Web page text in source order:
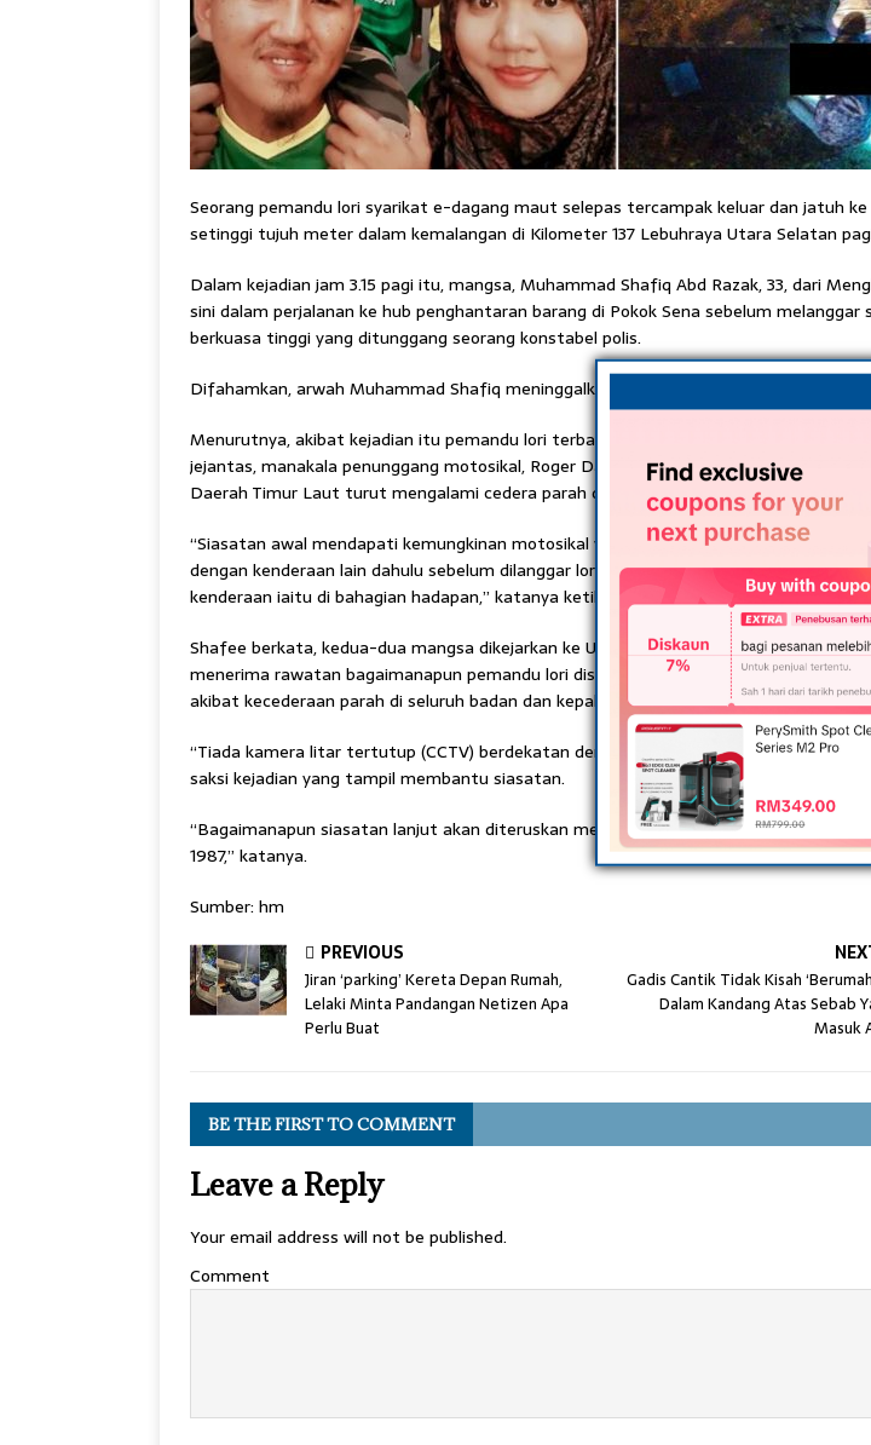
Seorang pemandu lori syarikat e-dagang maut selepas tercampak keluar dan jatuh
setinggi tujuh meter dalam kemalangan di Kilometer 137 Lebuhraya Utara Selatan
Dalam kejadian jam 3.15 pagi itu, mangsa, Muhammad Shafiq Abd Razak, 33, dari
sini dalam perjalanan ke hub penghantaran barang di Pokok Sena sebelum melanggar
berkuasa tinggi yang ditunggang seorang konstabel polis.
Difahamkan, arwah Muhammad Shafiq meninggalkan isteri yang sarat hamil dan
Menurutnya, akibat kejadian itu pemandu lori terbabit tercampak keluar dan terjatuh
jejantas, manakala penunggang motosikal, Roger Daniel James, 20, yang bertugas di
Daerah Timur Laut turut mengalami cedera parah di bahagian kepala selain patah
“Siasatan awal mendapati kemungkinan motosikal yang ditunggang anggota polis itu
dengan kenderaan lain dahulu sebelum dilanggar lori terbabit berdasarkan kerosakan
kenderaan iaitu di bahagian hadapan,” katanya ketika dihubungi Sinar Harian di sini
Shafee berkata, kedua-dua mangsa dikejarkan ke Unit Kecemasan Hospital Seberang
menerima rawatan bagaimanapun pemandu lori disahkan meninggal dunia beberapa
akibat kecederaan parah di seluruh badan dan kepala.
“Tiada kamera litar tertutup (CCTV) berdekatan dengan kawasan kemalangan dan
saksi kejadian yang tampil membantu siasatan.
“Bagaimanapun siasatan lanjut akan diteruskan mengikut Seksyen 43(1) Akta
1987,” katanya.
Sumber: hm
PREVIOUS
Jiran ‘parking’ Kereta Depan Rumah,
Lelaki Minta Pandangan Netizen Apa
Perlu Buat
Gadis Cantik Tidak Kisah
Dalam Kandang Atas Sebab
Masuk
BE THE FIRST TO COMMENT
Leave a Reply
Your email address will not be published.
Comment